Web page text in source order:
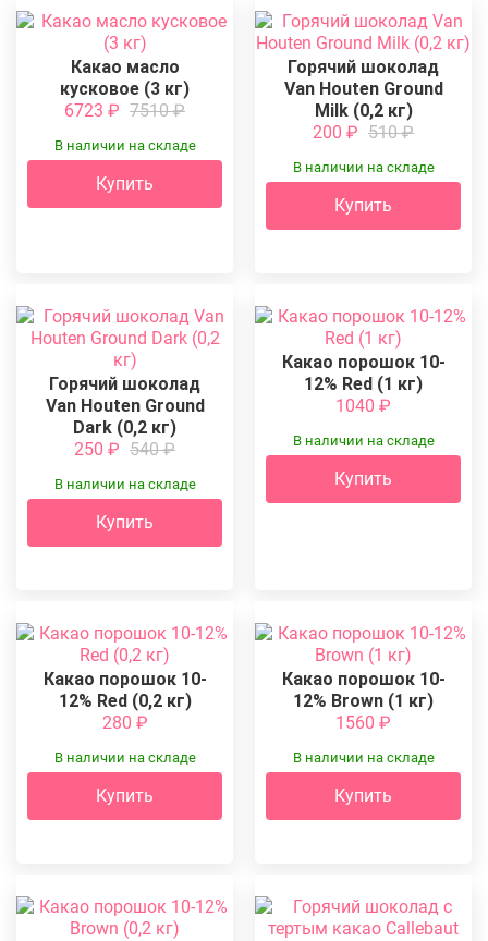
Какао масло
кусковое (3 кг)
6723 ₽ 7510₽
В наличии на складе
Купить
Горячий шоколад
Van Houten Ground
Milk (0,2 кг)
200 ₽ 510₽
В наличии на складе
Купить
Горячий шоколад
Van Houten Ground
Dark (0,2 кг)
250 ₽ 540₽
В наличии на складе
Купить
Какао порошок 10-
12% Red (1 кг)
1040 ₽
В наличии на складе
Купить
Какао порошок 10-
12% Red (0,2 кг)
280 ₽
В наличии на складе
Купить
Какао порошок 10-
12% Brown (1 кг)
1560 ₽
В наличии на складе
Купить